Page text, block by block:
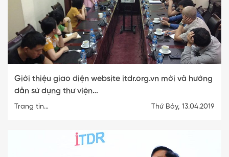
Giới thiệu giao diện website itdr.org.vn mới và hướng
dẫn sử dụng thư viện…
Trang tin… Thứ Bảy, 13.04.2019